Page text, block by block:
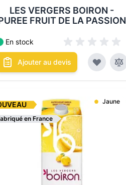
LES VERGERS BOIRON -
FRUIT DE LA PASSION
En stock
Ajouter au devis
en France
Jaune